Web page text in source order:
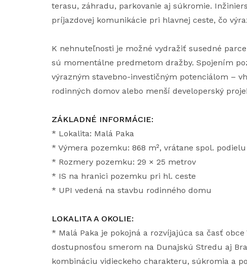
terasu, záhradu, parkovanie aj súkromie.
príjazdovej komunikácie pri hlavnej ceste, čo
K nehnuteľnosti je možné vydražiť susedné
sú momentálne predmetom dražby. Spojením
výrazným stavebno-investičným potenciálom –
rodinných domov alebo menší developerský
ZÁKLADNÉ INFORMÁCIE:
* Lokalita: Malá Paka
* Výmera pozemku: 868 m², vrátane spol.
* Rozmery pozemku: 29 × 25 metrov
* IS na hranici pozemku pri hl. ceste
* UPI vedená na stavbu rodinného domu
LOKALITA A OKOLIE:
* Malá Paka je pokojná a rozvíjajúca sa časť obce
dostupnosťou smerom na Dunajskú Stredu aj
kombináciu vidieckeho charakteru, súkromia a